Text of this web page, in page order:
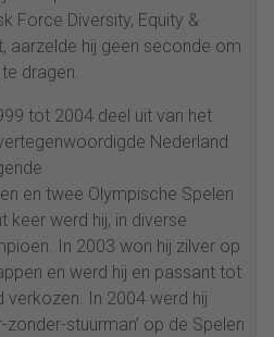
Force Diversity, Equity &
aarzelde hij geen seconde om
dragen.
tot 2004 deel uit van het
Nederland
en twee Olympische Spelen
keer werd hij, in diverse
In 2003 won hij zilver op
en werd hij en passant tot
verkozen. In 2004 werd hij
stuurman’ op de Spelen